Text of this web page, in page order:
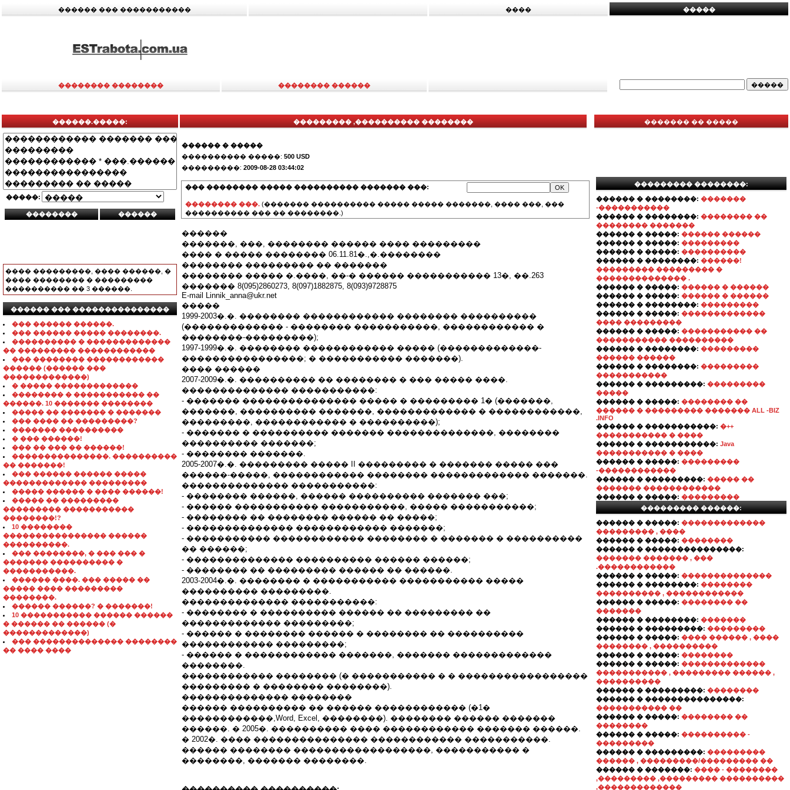
������ ��� ����������� ���� �����
�������� �������� �������� ������
������.�����:
�����:
���� ���������, ���� ������, �
���� �������� � ���������
���������� �� 3 ������.
������ ��� ���������������
��� ������ ������.
��� ������ ����� ��������.
���������� � �������������
�� ��������� ������������
��� �������� ������������
������ (������ ���
�������������)
� ����� �������������
�������� � ����������� ��
������. 10 ������� ��������
����� �� ������� � �������
��� ���� �� ���������?
������� ����������
� ��� ������!
��� �� ��� �� ������!
���������������. ����������
�� �������!
��� ������ ������ �����
������������� ���������
����� ������ � ���� ������!
����� �� ���������
��������� �����������
��������!?
10 ��������
���������������� ������
����������.
��� ��������, � ��� ��� �
������� ���������� �
�����������.
������ ����. ��� ����� ��
����� ���� ���������
��������.
������ ������? � �������!
10 ����������� ������ ������
� ������ �� ������ (�
�������������)
��� �������������� ��������
�� ���� ����
��������� ,���������� ��������
������ � �����
���������� �����: 500 USD
���������: 2009-08-28 03:44:02
��� �������� ����� ���������� ������� ���:
�������� ���. (������� ���������� ����� ����� �������, ���� ���, ���
���������� ��� �� ��������.)
������
�������, ���, �������� ������ ���� ���������
���� � ����� �������� 06.11.81�.,�.��������
�������� ��������� �� �������
�������� ����� �.����, ��-� ������ ����������� 13�, ��.263
������� 8(095)2860273, 8(097)1882875, 8(093)9728875
E-mail Linnik_anna@ukr.net
�����
1999-2003�.�. �������� ������������ �������� ����������
(������������� - �������� �����������, ������������ �
��������-���������);
1997-1999�.�. �������� ������������ ����� (�������������-
����������������; � ����������� �������).
���� ������
2007-2009�.�. ���������� �� �������� � ��� ����� ����.
�������������� �����������:
- ������� ��������������� ����� � ��������� 1� (�������,
�������, ���������� �������, ������������� � ������������,
���������, ������������ � ����������);
- ������� � ���������� ������� ��������������, ��������
���������� �������;
- �������� �������.
2005-2007�.�. ��������� ����� II ��������� � ������� ����� ���
������-�����, ������������ �������� ������������� �������.
�������������� �����������:
- �������� ������, ������ ���������� ������� ���;
- ������ ����������� �����������, ����� �����������;
- �������� �� �������� ������ �� �����;
- �������������� ������������ �������;
- ����������� ������������ �������� � ������� � ����������
�� ������;
- �������������� ���������� ������ ������;
- �������� �� ��������� ������ �� ������.
2003-2004�.�. �������� � ����������� ����������� �����
���������� ���������.
�������������� �����������:
- �������� � ���������� ������ �� ��������� ��
������������� ���������;
- ������ � �������� ������ � �������� �� ����������
������������ ���������;
- ������ � ������������ �������, ������� �������������
��������.
������������ �������� (� ����������� � � �����������������
��������� � �������� ��������).
�������������� ��������
������ ���������� �� ������ ������������ (�1�
������������,Word, Excel, ��������). �������� ������ �������
������. � 2005�. ���������� ���� ������������ ������� ������.
� 2002�. ���� ��������������� ������������ �����������.
������ �������� ������������������, ����������� �
��������, ������� ��������.
������� �� �����
��������� ��������:
������ � ��������: �������
-�����������
������ � ��������: �������� ��
�������� �������
������ � �����: ������ ������
������ � �����: ���������
������ � �����: ����������
������ � ��������: ������!
��������� ��������� �
�������������� .
������ � �����: ������ � ������
������ � �����: ������ � ������
������ � ��������: ���������
������ � �����: �������������
���� ���������
������ � �����: ����������� ��
����������� ����������
������ � ��������: ���������
������ ������
������ � ��������: ���������
�����������
������ � ���������: ���������
�����
������ � �����: �������� ��
������ � ��������� ������� ALL -BIZ
.INFO
������ � �����������: �++
����������� � ����
������ � �����������: Java
����������� � ����
������ � �����: ���������
-������������
������ � ���������: ����� ��
������� ������������
������ � �����: ���������
��������� ������:
������ � �����: �������������
��������� , ����
������ � �����: ��������
������ � ���������������:
������� ������� , ���
.������������
������ � �����: ��������������
������ � ��������: ��������
���������� , ������������
������ � �����: �������� ��
�������
������ � ��������: �������
������ � ���������: ���������
������ � �����: ���� ������ , ����
�������� , ����������
������ � �����: ��������
������ � �����: �������������
����������� , ��������� ������ ,
����������
������ � ���������: ��������
������ � ���������������:
����������� ��
������ � �����: �������� ��
��������
������ � �����: ���������� -
���������
������ � ���������: ���������
������ , ���������/��������� ��
������ � �������: ���� - ��������
,��������� ,��������� ����������
,�������������